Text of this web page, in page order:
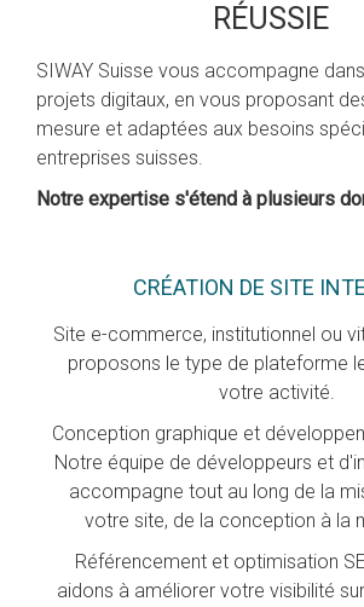
RÉUSSIE
SIWAY Suisse vous accompagne
projets digitaux, en vous proposant
mesure et adaptées aux besoins
entreprises suisses.
Notre expertise s'étend à plusieurs
CRÉATION DE SITE
Site e-commerce, institutionnel ou
proposons le type de plateforme
votre activité.
Conception graphique et
Notre équipe de développeurs et
accompagne tout au long de la
votre site, de la conception à la
Référencement et optimisation
aidons à améliorer votre visibilité